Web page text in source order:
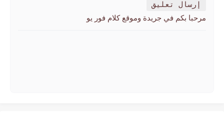
إرسال تعليق
مرحبا بكم في جريدة وموقع كلام فور يو